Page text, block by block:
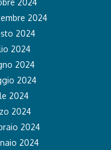
2024
2024
2024
2024
2024
2024
2024
2024
2024
2024